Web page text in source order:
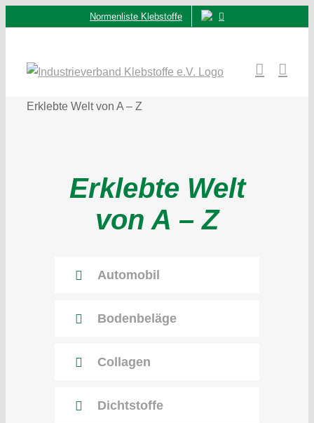
Normenliste Klebstoffe
Erklebte Welt von A – Z
Erklebte Welt
von A – Z
Automobil
Bodenbeläge
Collagen
Dichtstoffe